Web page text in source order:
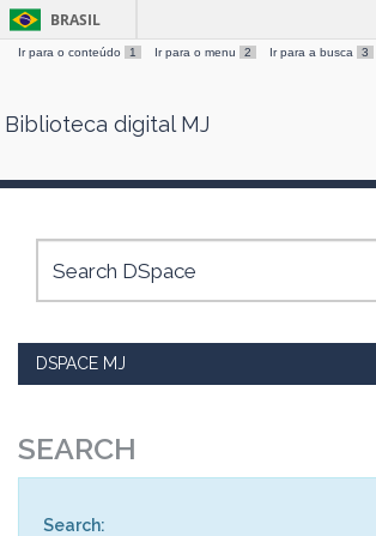
Skip
BRASIL
Ir para o conteúdo 1 Ir para o menu 2 Ir para a busca 3
Biblioteca digital MJ
DSPACE MJ
SEARCH
Search: